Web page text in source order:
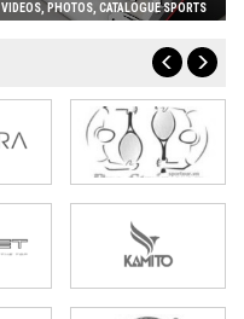
VIDEOS, PHOTOS, CATALOGUE SPORTS